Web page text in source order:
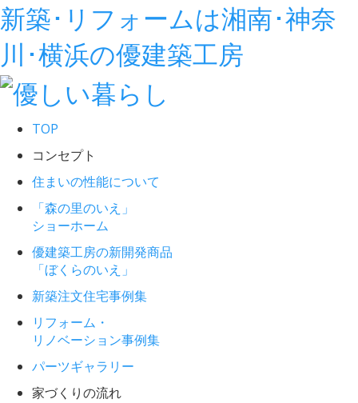
新築･リフォームは湘南･神奈
川･横浜の優建築工房
TOP
コンセプト
住まいの性能について
「森の里のいえ」
ショーホーム
優建築工房の新開発商品
「ぼくらのいえ」
新築注文住宅事例集
リフォーム・
リノベーション事例集
パーツギャラリー
家づくりの流れ